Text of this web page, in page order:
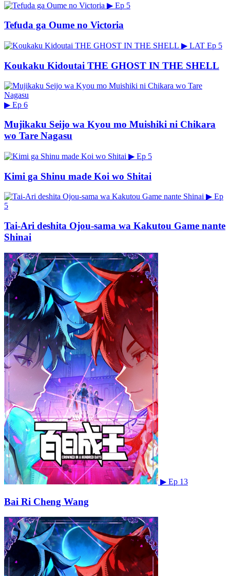
▶ Ep 5
Tefuda ga Oume no Victoria
▶ LAT Ep 5
Koukaku Kidoutai THE GHOST IN THE SHELL
▶ Ep 6
Mujikaku Seijo wa Kyou mo Muishiki ni Chikara
wo Tare Nagasu
▶ Ep 5
Kimi ga Shinu made Koi wo Shitai
▶ Ep
5
Tai-Ari deshita Ojou-sama wa Kakutou Game nante
Shinai
▶ Ep 13
Bai Ri Cheng Wang